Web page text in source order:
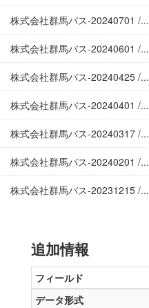
株式会社群馬バス-20240701 /...
株式会社群馬バス-20240601 /...
株式会社群馬バス-20240425 /...
株式会社群馬バス-20240401 /...
株式会社群馬バス-20240317 /...
株式会社群馬バス-20240201 /...
株式会社群馬バス-20231215 /...
追加情報
フィールド
データ形式